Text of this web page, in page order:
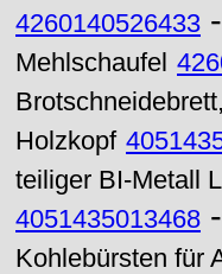
4260140526433 -
Mehlschaufel
Holzkopf
teiliger BI-Metall
4051435013468 -
Kohlebürsten für